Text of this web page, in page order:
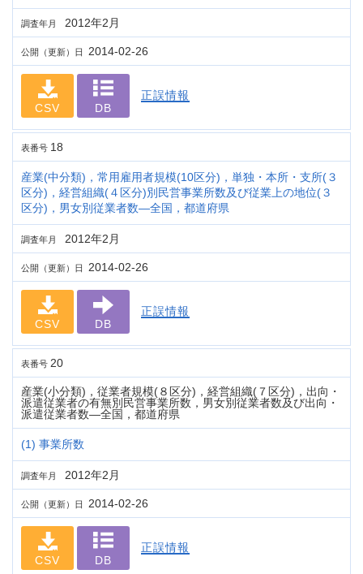
調査年月 2012年2月
公開（更新）日 2014-02-26
CSV DB
正誤情報
表番号 18
産業(中分類)，常用雇用者規模(10区分)，単独・本所・支所(３
区分)，経営組織(４区分)別民営事業所数及び従業上の地位(３
区分)，男女別従業者数―全国，都道府県
調査年月 2012年2月
公開（更新）日 2014-02-26
CSV DB
正誤情報
表番号 20
産業(小分類)，従業者規模(８区分)，経営組織(７区分)，出向・
派遣従業者の有無別民営事業所数，男女別従業者数及び出向・
派遣従業者数―全国，都道府県
(1) 事業所数
調査年月 2012年2月
公開（更新）日 2014-02-26
CSV DB
正誤情報